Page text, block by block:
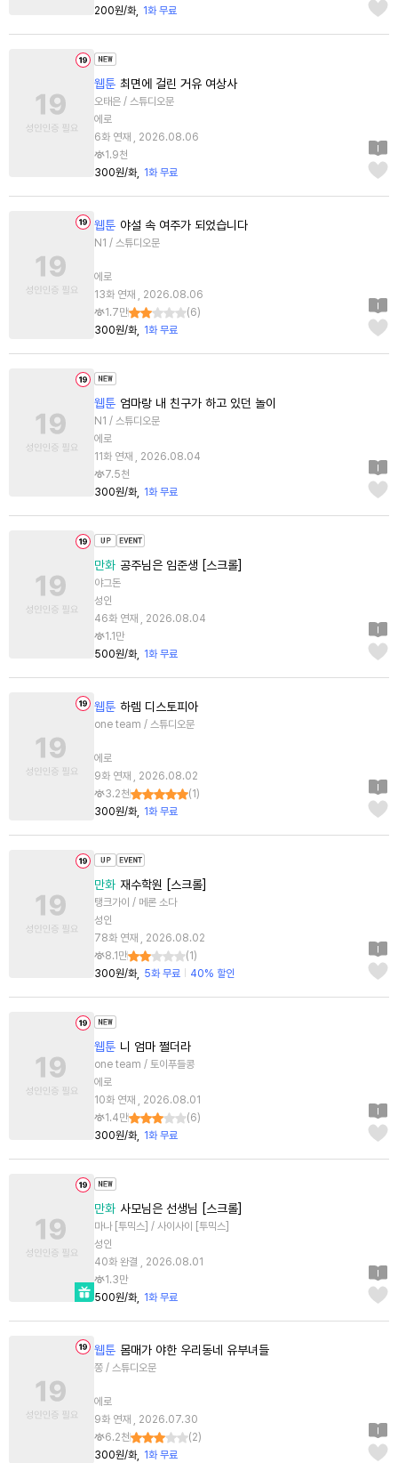
200원/화
1화 무료
웹툰 최면에 걸린 거유 여상사
오태은 / 스튜디오문
에로
6화 연재 , 2026.08.06
1.9천
300원/화
1화 무료
웹툰 야설 속 여주가 되었습니다
N1 / 스튜디오문
에로
13화 연재 , 2026.08.06
1.7만
(6)
300원/화
1화 무료
웹툰 엄마랑 내 친구가 하고 있던 놀이
N1 / 스튜디오문
에로
11화 연재 , 2026.08.04
7.5천
300원/화
1화 무료
만화 공주님은 임준생 [스크롤]
야그돈
성인
46화 연재 , 2026.08.04
1.1만
500원/화
1화 무료
웹툰 하렘 디스토피아
one team / 스튜디오문
에로
9화 연재 , 2026.08.02
3.2천
(1 )
300원/화
1화 무료
만화 재수학원 [스크롤]
탱크가이 / 메론 소다
성인
78화 연재 , 2026.08.02
8.1만
(1 )
300원/화
5화 무료 40% 할인
웹툰 니 엄마 쩔더라
one team / 토이푸들콩
에로
10화 연재 , 2026.08.01
1.4만
(6)
300원/화
1화 무료
만화 사모님은 선생님 [스크롤]
마나 [투믹스] / 사이사이 [투믹스]
성인
40화 완결 , 2026.08.01
1.3만
500원/화
1화 무료
웹툰 몸매가 야한 우리동네 유부녀들
쫑 / 스튜디오문
에로
9화 연재 , 2026.07.30
6.2천
(2)
300원/화
1화 무료